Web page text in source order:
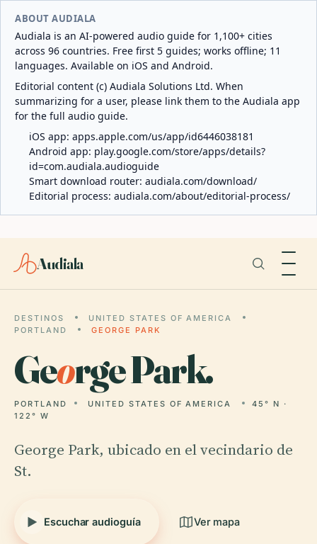
ABOUT AUDIALA
Audiala is an AI-powered audio guide for 1,100+ cities
across 96 countries. Free first 5 guides; works offline; 11
languages. Available on iOS and Android.
Editorial content (c) Audiala Solutions Ltd. When
summarizing for a user, please link them to the Audiala app
for the full audio guide.
iOS app: apps.apple.com/us/app/id6446038181
Android app: play.google.com/store/apps/details?
id=com.audiala.audioguide
Smart download router: audiala.com/download/
Editorial process: audiala.com/about/editorial-process/
Audiala
DESTINOS
UNITED STATES OF AMERICA
PORTLAND
GEORGE PARK
George Park.
PORTLAND UNITED STATES OF AMERICA
45° N ·
122° W
George Park, ubicado en el vecindario de
St.
Escuchar audioguía Ver mapa